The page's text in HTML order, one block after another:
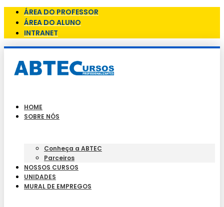
ÁREA DO PROFESSOR
ÁREA DO ALUNO
INTRANET
HOME
SOBRE NÓS
Conheça a ABTEC
Parceiros
NOSSOS CURSOS
UNIDADES
MURAL DE EMPREGOS